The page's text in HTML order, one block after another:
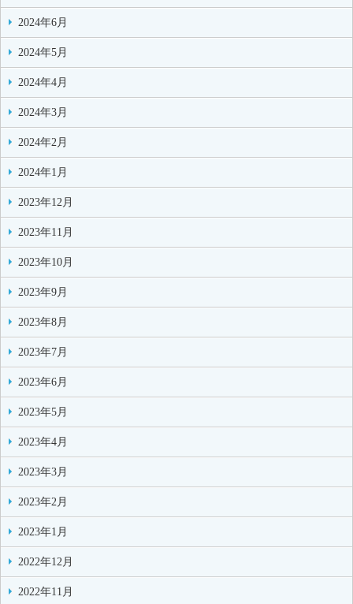
2024年6月
2024年5月
2024年4月
2024年3月
2024年2月
2024年1月
2023年12月
2023年11月
2023年10月
2023年9月
2023年8月
2023年7月
2023年6月
2023年5月
2023年4月
2023年3月
2023年2月
2023年1月
2022年12月
2022年11月